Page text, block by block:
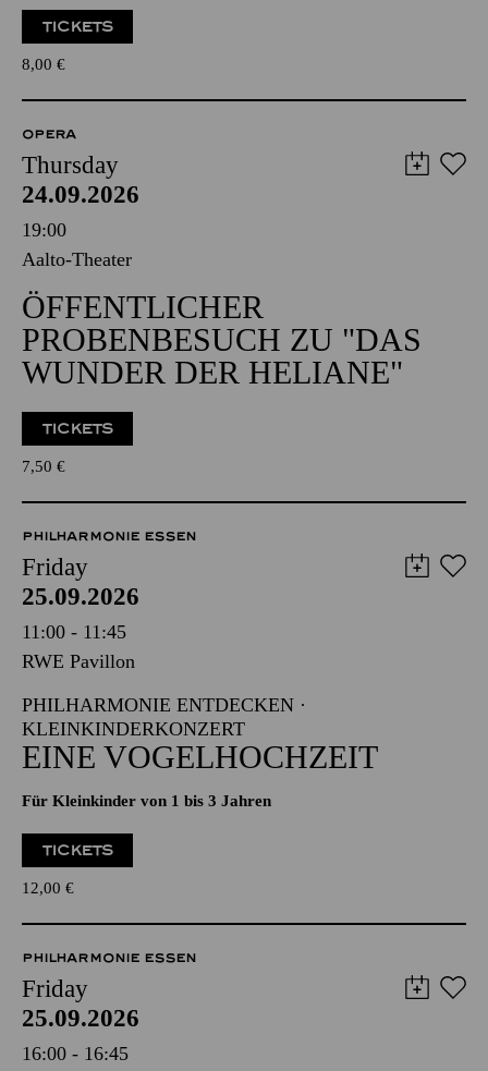
TICKETS
8,00 €
OPERA
Thursday
24.09.2026
19:00
Aalto-Theater
ÖFFENTLICHER
PROBENBESUCH ZU "DAS
WUNDER DER HELIANE"
TICKETS
7,50 €
PHILHARMONIE ESSEN
Friday
25.09.2026
11:00 - 11:45
RWE Pavillon
PHILHARMONIE ENTDECKEN ·
KLEINKINDERKONZERT
EINE VOGELHOCHZEIT
Für Kleinkinder von 1 bis 3 Jahren
TICKETS
12,00 €
PHILHARMONIE ESSEN
Friday
25.09.2026
16:00 - 16:45